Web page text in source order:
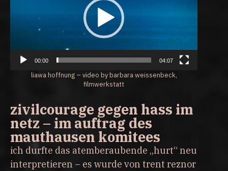
00:00 04:07
liawa hoffnung – video by barbara weissenbeck,
filmwerkstatt
zivilcourage gegen hass im
netz – im auftrag des
mauthausen komitees
ich durfte das atemberaubende „hurt“ neu
interpretieren – es wurde von trent reznor